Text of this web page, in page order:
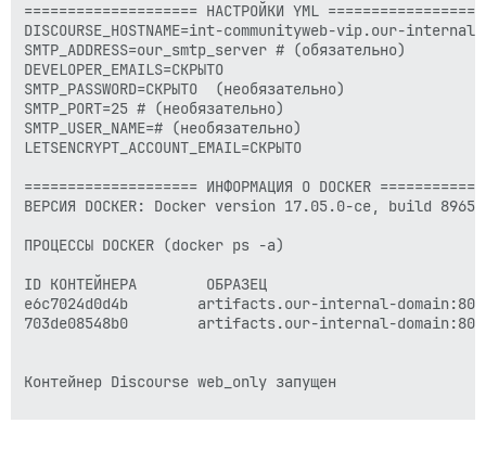
==================== НАСТРОЙКИ YML
DISCOURSE_HOSTNAME=int-communityweb-vip.our-
SMTP_ADDRESS=our_smtp_server # (обязательно)
DEVELOPER_EMAILS=СКРЫТО
SMTP_PASSWORD=СКРЫТО  (необязательно)
SMTP_PORT=25 # (необязательно)
SMTP_USER_NAME=# (необязательно)
LETSENCRYPT_ACCOUNT_EMAIL=СКРЫТО
==================== ИНФОРМАЦИЯ О DOCKER
ВЕРСИЯ DOCKER: Docker version 17.05.0-ce, build
ПРОЦЕССЫ DOCKER (docker ps -a)
ID КОНТЕЙНЕРА        ОБРАЗЕЦ
e6c7024d0d4b        artifacts.our-internal-
703de08548b0        artifacts.our-internal-
Контейнер Discourse web_only запущен